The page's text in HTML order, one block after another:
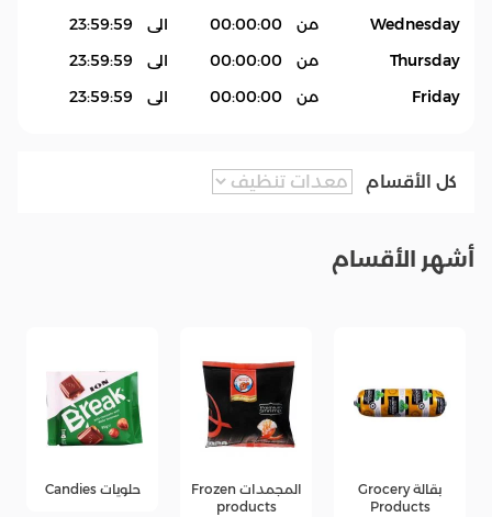
Wednesday
من 00:00:00 الى
23:59:59
Thursday
من 00:00:00 الى
23:59:59
Friday
من 00:00:00 الى 23:59:59
كل الأقسام
أشهر الأقسام
بقالة Grocery
Products
المجمدات Frozen
products
حلويات Candies